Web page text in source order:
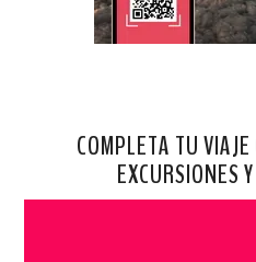
COMPLETA TU
EXCURSIONES